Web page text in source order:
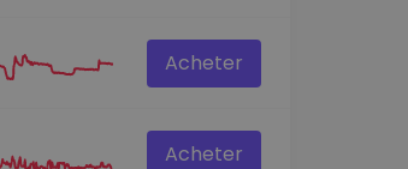
Acheter
Acheter